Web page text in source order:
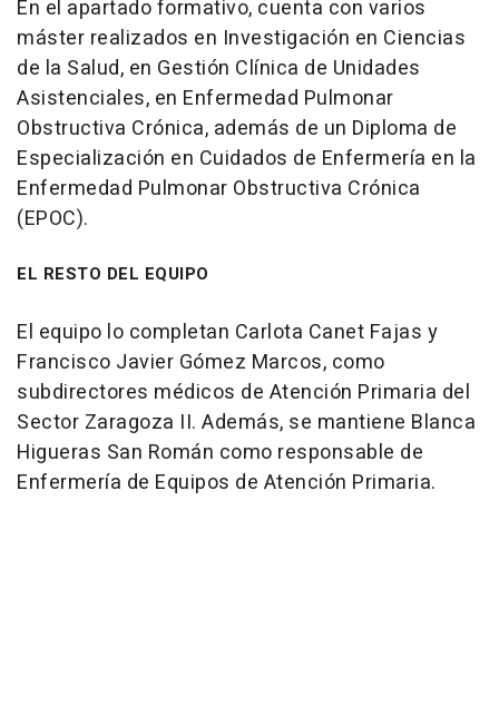
En el apartado formativo, cuenta con varios
máster realizados en Investigación en Ciencias
de la Salud, en Gestión Clínica de Unidades
Asistenciales, en Enfermedad Pulmonar
Obstructiva Crónica, además de un Diploma de
Especialización en Cuidados de Enfermería en la
Enfermedad Pulmonar Obstructiva Crónica
(EPOC).
EL RESTO DEL EQUIPO
El equipo lo completan Carlota Canet Fajas y
Francisco Javier Gómez Marcos, como
subdirectores médicos de Atención Primaria del
Sector Zaragoza II. Además, se mantiene Blanca
Higueras San Román como responsable de
Enfermería de Equipos de Atención Primaria.